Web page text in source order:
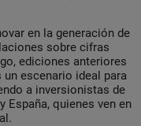
en la generación de
sobre cifras
ediciones anteriores
escenario ideal para
a inversionistas de
España, quienes ven en